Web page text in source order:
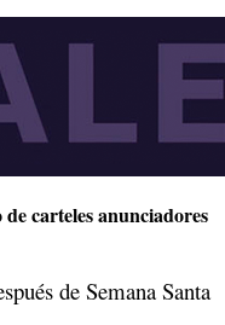
carteles anunciadores
de Semana Santa